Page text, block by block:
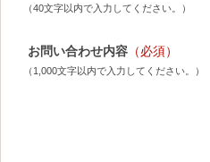
（40文字以内で入力してください。）
お問い合わせ内容 （必須）
（1,000文字以内で入力してください。）